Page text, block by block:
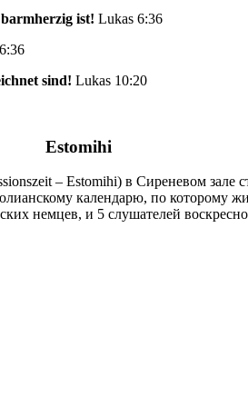
ist! Lukas 6:36
sind! Lukas 10:20
Estomihi
– Estomihi) в Сиреневом
календарю, по которому
немцев, и 5 слушателей